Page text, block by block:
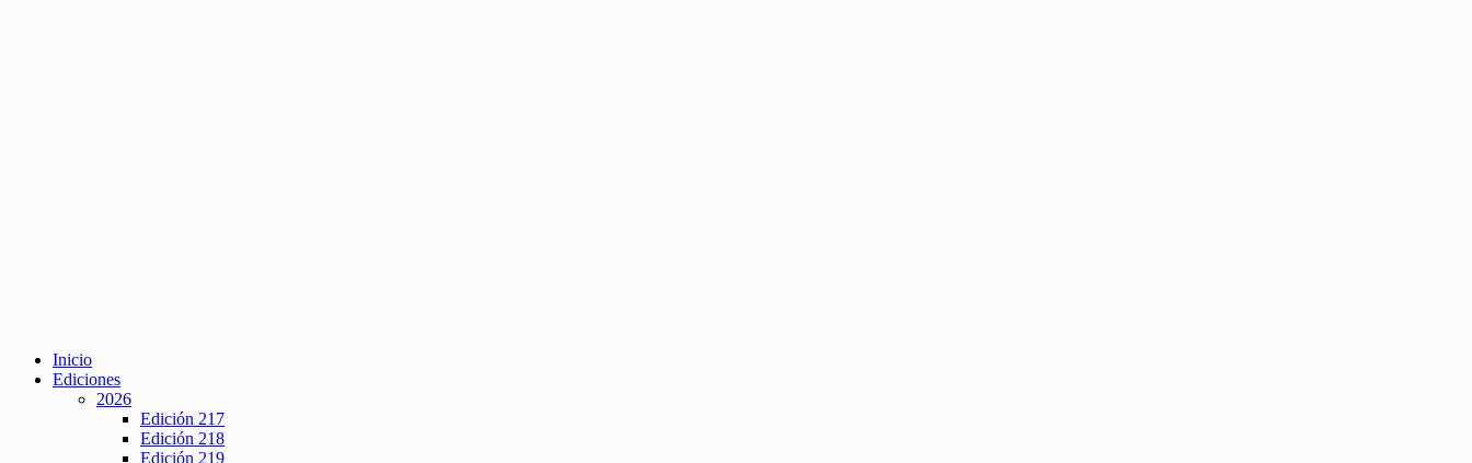
Inicio
Ediciones
2026
Edición 217
Edición 218
Edición 219